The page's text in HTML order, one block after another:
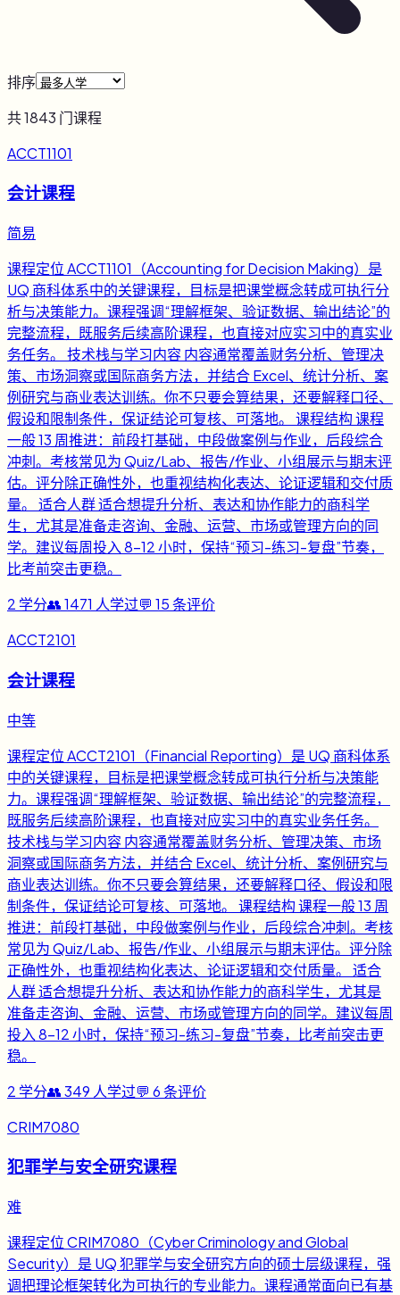
排序
共1843 门课程
ACCT1101
会计课程
简易
课程定位 ACCT1101（Accounting for Decision Making）是
UQ 商科体系中的关键课程，目标是把课堂概念转成可执行分
析与决策能力。课程强调“理解框架、验证数据、输出结论”的
完整流程，既服务后续高阶课程，也直接对应实习中的真实业
务任务。 技术栈与学习内容 内容通常覆盖财务分析、管理决
策、市场洞察或国际商务方法，并结合 Excel、统计分析、案
例研究与商业表达训练。你不只要会算结果，还要解释口径、
假设和限制条件，保证结论可复核、可落地。 课程结构 课程
一般 13 周推进：前段打基础，中段做案例与作业，后段综合
冲刺。考核常见为 Quiz/Lab、报告/作业、小组展示与期末评
估。评分除正确性外，也重视结构化表达、论证逻辑和交付质
量。 适合人群 适合想提升分析、表达和协作能力的商科学
生，尤其是准备走咨询、金融、运营、市场或管理方向的同
学。建议每周投入 8-12 小时，保持“预习-练习-复盘”节奏，
比考前突击更稳。
2 学分👥1471 人学过💬 15条评价
ACCT2101
会计课程
中等
课程定位 ACCT2101（Financial Reporting）是 UQ 商科体系
中的关键课程，目标是把课堂概念转成可执行分析与决策能
力。课程强调“理解框架、验证数据、输出结论”的完整流程，
既服务后续高阶课程，也直接对应实习中的真实业务任务。
技术栈与学习内容 内容通常覆盖财务分析、管理决策、市场
洞察或国际商务方法，并结合 Excel、统计分析、案例研究与
商业表达训练。你不只要会算结果，还要解释口径、假设和限
制条件，保证结论可复核、可落地。 课程结构 课程一般 13 周
推进：前段打基础，中段做案例与作业，后段综合冲刺。考核
常见为 Quiz/Lab、报告/作业、小组展示与期末评估。评分除
正确性外，也重视结构化表达、论证逻辑和交付质量。 适合
人群 适合想提升分析、表达和协作能力的商科学生，尤其是
准备走咨询、金融、运营、市场或管理方向的同学。建议每周
投入 8-12 小时，保持“预习-练习-复盘”节奏，比考前突击更
稳。
2 学分👥349 人学过💬 6条评价
CRIM7080
犯罪学与安全研究课程
难
课程定位 CRIM7080（Cyber Criminology and Global
Security）是 UQ 犯罪学与安全研究方向的硕士层级课程，强
调把理论框架转化为可执行的专业能力。课程通常面向已有基